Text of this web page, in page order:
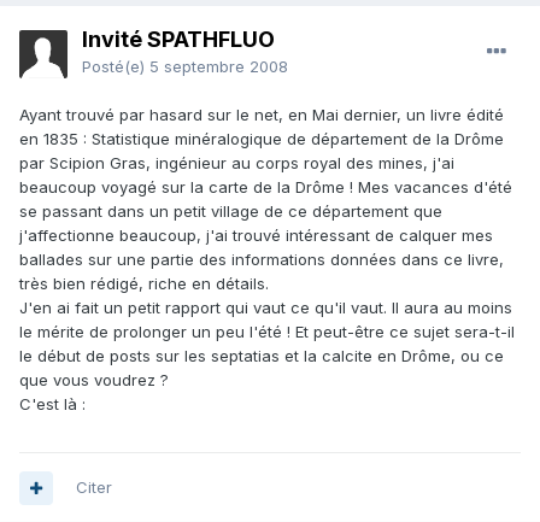
Invité SPATHFLUO
Posté(e) 5 septembre 2008
Ayant trouvé par hasard sur le net, en Mai dernier, un livre édité
en 1835 : Statistique minéralogique de département de la Drôme
par Scipion Gras, ingénieur au corps royal des mines, j'ai
beaucoup voyagé sur la carte de la Drôme ! Mes vacances d'été
se passant dans un petit village de ce département que
j'affectionne beaucoup, j'ai trouvé intéressant de calquer mes
ballades sur une partie des informations données dans ce livre,
très bien rédigé, riche en détails.
J'en ai fait un petit rapport qui vaut ce qu'il vaut. Il aura au moins
le mérite de prolonger un peu l'été ! Et peut-être ce sujet sera-t-il
le début de posts sur les septatias et la calcite en Drôme, ou ce
que vous voudrez ?
C'est là :
Citer